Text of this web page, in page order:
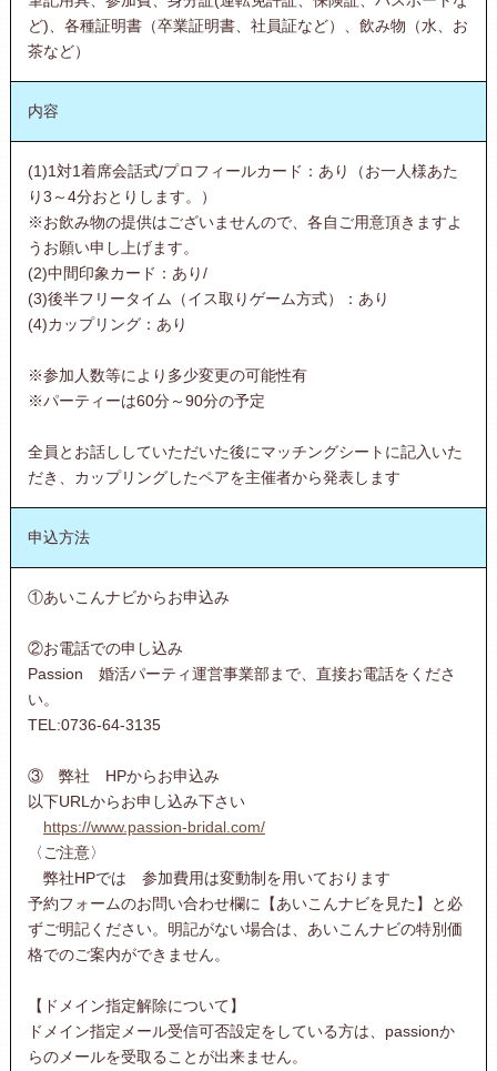
ど)、各種証明書（卒業証明書、社員証など）、飲み物（水、お
茶など）
内容
(1)1対1着席会話式/プロフィールカード：あり（お一人様あた
り3～4分おとりします。）
※お飲み物の提供はございませんので、各自ご用意頂きますよ
うお願い申し上げます。
(2)中間印象カード：あり/
(3)後半フリータイム（イス取りゲーム方式）：あり
(4)カップリング：あり
※参加人数等により多少変更の可能性有
※パーティーは60分～90分の予定
全員とお話ししていただいた後にマッチングシートに記入いた
だき、カップリングしたペアを主催者から発表します
申込方法
①あいこんナビからお申込み
②お電話での申し込み
Passion 婚活パーティ運営事業部まで、直接お電話をくださ
い。
TEL:0736-64-3135
③ 弊社 HPからお申込み
以下URLからお申し込み下さい
https://www.passion-bridal.com/
〈ご注意〉
弊社HPでは 参加費用は変動制を用いております
予約フォームのお問い合わせ欄に【あいこんナビを見た】と必
ずご明記ください。明記がない場合は、あいこんナビの特別価
格でのご案内ができません。
【ドメイン指定解除について】
ドメイン指定メール受信可否設定をしている方は、passionか
らのメールを受取ることが出来ません。